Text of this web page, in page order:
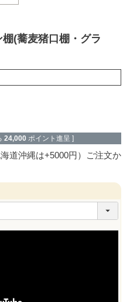
(蕎麦猪口棚・グラ
24,000 ポイント進呈 ]
道沖縄は+5000円）ご注文か